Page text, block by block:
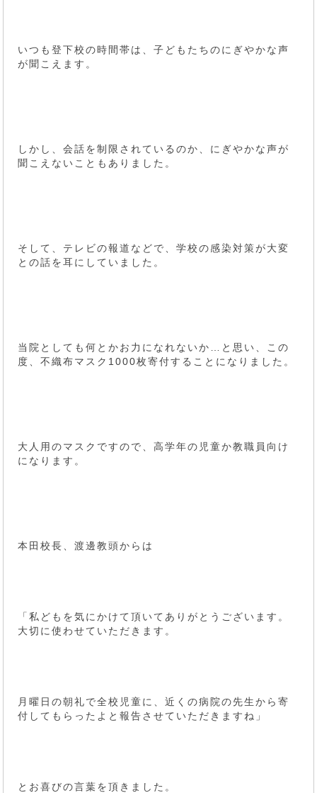
いつも登下校の時間帯は、子どもたちのにぎやかな声
が聞こえます。
しかし、会話を制限されているのか、にぎやかな声が
聞こえないこともありました。
そして、テレビの報道などで、学校の感染対策が大変
との話を耳にしていました。
当院としても何とかお力になれないか…と思い、この
度、不織布マスク1000枚寄付することになりました。
大人用のマスクですので、高学年の児童か教職員向け
になります。
本田校長、渡邊教頭からは
「私どもを気にかけて頂いてありがとうございます。
大切に使わせていただきます。
月曜日の朝礼で全校児童に、近くの病院の先生から寄
付してもらったよと報告させていただきますね」
とお喜びの言葉を頂きました。